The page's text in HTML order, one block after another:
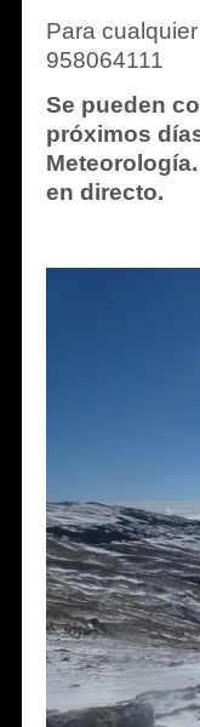
Para
958064111
Se pueden
próximos
en directo.